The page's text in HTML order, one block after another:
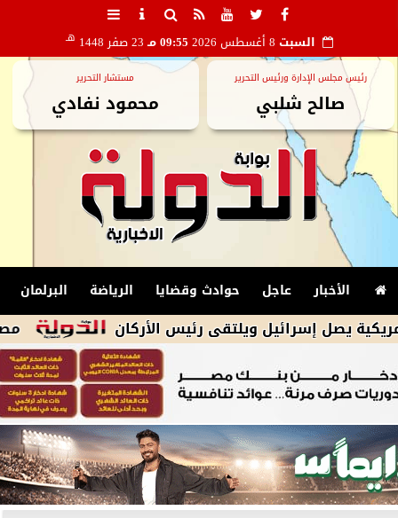
السبت 09:55 مـ 23 صفر 1448 هـ
رئيس مجلس الإدارة ورئيس التحرير
صالح شلبي
مستشار التحرير
محمود نفادي
الأخبار عاجل حوادث وقضايا الرياضة البرلمان
مصر تتقدم بطلب لاستضافة أمم ويلتقى رئيس الأركان